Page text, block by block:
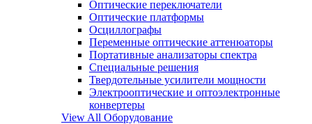
Оптические переключатели
Оптические платформы
Осциллографы
Переменные оптические аттенюаторы
Портативные анализаторы спектра
Специальные решения
Твердотельные усилители мощности
Электрооптические и оптоэлектронные
конвертеры
View All Оборудование